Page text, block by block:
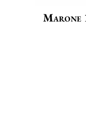
Marone